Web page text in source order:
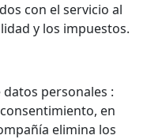
con el servicio al
y los impuestos.
personales :
en
elimina los